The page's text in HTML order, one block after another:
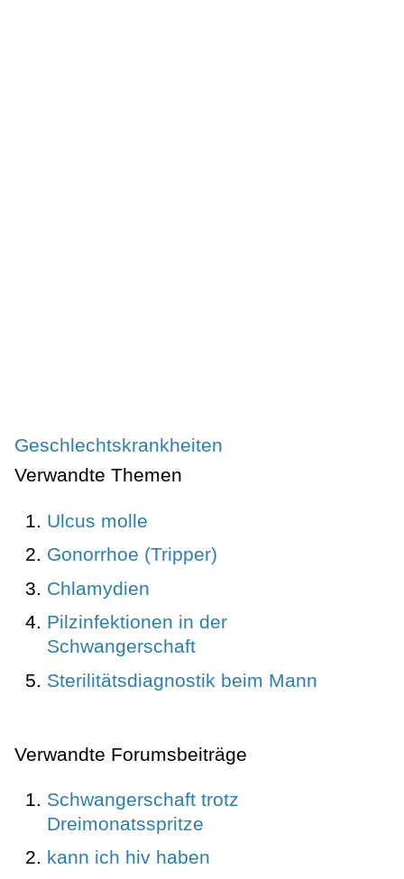
Geschlechtskrankheiten
Verwandte Themen
Ulcus molle
Gonorrhoe (Tripper)
Chlamydien
Pilzinfektionen in der
Schwangerschaft
Sterilitätsdiagnostik beim Mann
Verwandte Forumsbeiträge
Schwangerschaft trotz
Dreimonatsspritze
kann ich hiv haben